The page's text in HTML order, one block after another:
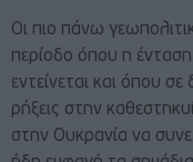
Οι πιο πάνω
περίοδο όπου η
εντείνεται και όπου
ρήξεις στην
στην Ουκρανία να